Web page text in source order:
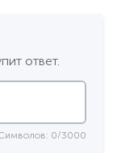
ответ.
0/3000